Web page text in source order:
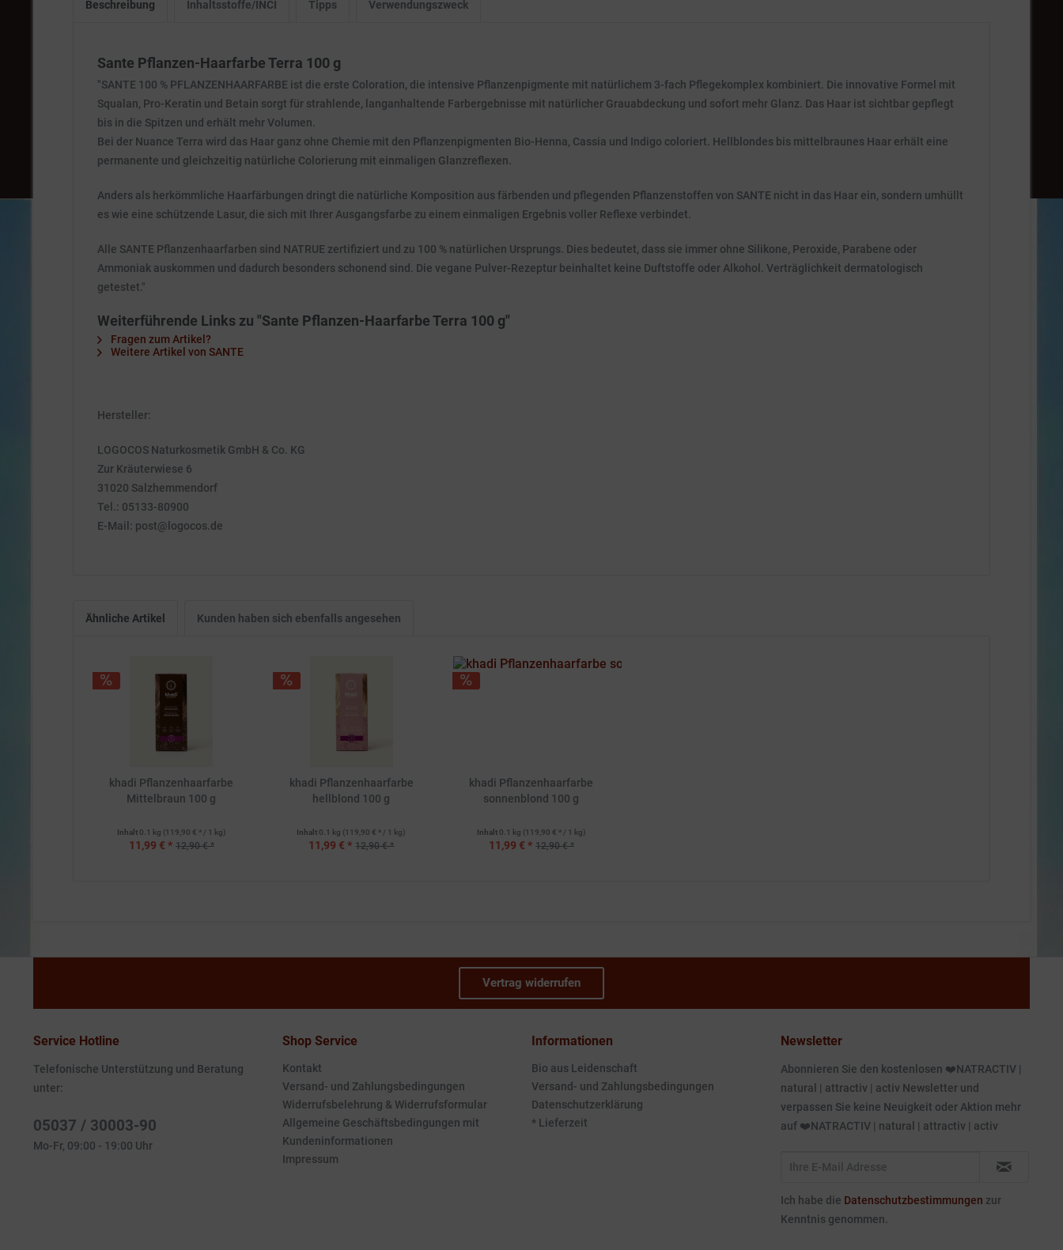
Beschreibung Inhaltsstoffe/INCI Tipps Verwendungszweck
Sante Pflanzen-Haarfarbe Terra 100 g
"SANTE 100 % PFLANZENHAARFARBE ist die erste Coloration, die intensive Pflanzenpigmente mit natürlichem 3-fach Pflegekomplex kombiniert. Die innovative Formel mit
Squalan, Pro-Keratin und Betain sorgt für strahlende, langanhaltende Farbergebnisse mit natürlicher Grauabdeckung und sofort mehr Glanz. Das Haar ist sichtbar gepflegt
bis in die Spitzen und erhält mehr Volumen.
Bei der Nuance Terra wird das Haar ganz ohne Chemie mit den Pflanzenpigmenten Bio-Henna, Cassia und Indigo coloriert. Hellblondes bis mittelbraunes Haar erhält eine
permanente und gleichzeitig natürliche Colorierung mit einmaligen Glanzreflexen.
Anders als herkömmliche Haarfärbungen dringt die natürliche Komposition aus färbenden und pflegenden Pflanzenstoffen von SANTE nicht in das Haar ein, sondern umhüllt
es wie eine schützende Lasur, die sich mit Ihrer Ausgangsfarbe zu einem einmaligen Ergebnis voller Reflexe verbindet.
Alle SANTE Pflanzenhaarfarben sind NATRUE zertifiziert und zu 100 % natürlichen Ursprungs. Dies bedeutet, dass sie immer ohne Silikone, Peroxide, Parabene oder
Ammoniak auskommen und dadurch besonders schonend sind. Die vegane Pulver-Rezeptur beinhaltet keine Duftstoffe oder Alkohol. Verträglichkeit dermatologisch
getestet."
Weiterführende Links zu "Sante Pflanzen-Haarfarbe Terra 100 g"
Fragen zum Artikel?
Weitere Artikel von SANTE
Hersteller:
LOGOCOS Naturkosmetik GmbH & Co. KG
Zur Kräuterwiese 6
31020 Salzhemmendorf
Tel.: 05133-80900
E-Mail: post@logocos.de
Ähnliche Artikel Kunden haben sich ebenfalls angesehen
khadi Pflanzenhaarfarbe
Mittelbraun 100 g
Inhalt 0.1 kg (119,90 € * / 1 kg)
11,99 € * 12,90 € *
khadi Pflanzenhaarfarbe
hellblond 100 g
Inhalt 0.1 kg (119,90 € * / 1 kg)
11,99 € * 12,90 € *
khadi Pflanzenhaarfarbe
sonnenblond 100 g
Inhalt 0.1 kg (119,90 € * / 1 kg)
11,99 € * 12,90 € *
Vertrag widerrufen
Service Hotline
Telefonische Unterstützung und Beratung
unter:
05037 / 30003-90
Mo-Fr, 09:00 - 19:00 Uhr
Shop Service
Kontakt
Versand- und Zahlungsbedingungen
Widerrufsbelehrung & Widerrufsformular
Allgemeine Geschäftsbedingungen mit
Kundeninformationen
Impressum
Informationen
Bio aus Leidenschaft
Versand- und Zahlungsbedingungen
Datenschutzerklärung
* Lieferzeit
Newsletter
Abonnieren Sie den kostenlosen ❤️NATRACTIV |
natural | attractiv | activ Newsletter und
verpassen Sie keine Neuigkeit oder Aktion mehr
auf ❤️NATRACTIV | natural | attractiv | activ
Ich habe die Datenschutzbestimmungen zur
Kenntnis genommen.